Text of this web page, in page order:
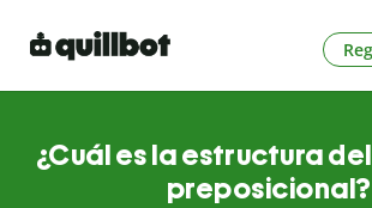
¿Cuál es la estructura
preposicional?